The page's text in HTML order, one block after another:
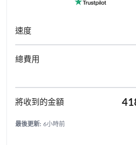
最後更新: 6小時前